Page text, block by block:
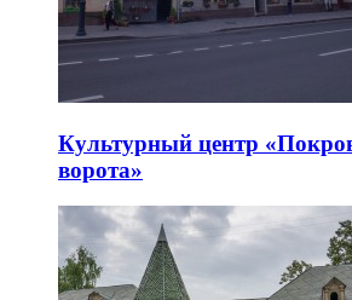
Культурный центр
ворота»